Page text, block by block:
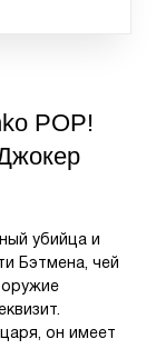
POP!
убийца и
Бэтмена, чей
оружие
он имеет